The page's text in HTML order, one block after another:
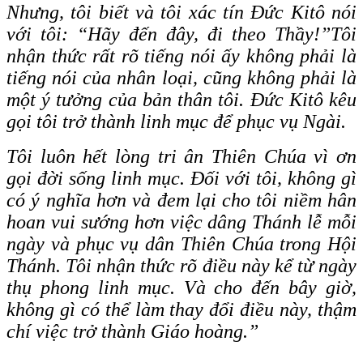
Nhưng, tôi biết và tôi xác tín Đức Kitô nói
với tôi: “Hãy đến đây, đi theo Thầy!”Tôi
nhận thức rất rõ tiếng nói ấy không phải là
tiếng nói của nhân loại, cũng không phải là
một ý tưởng của bản thân tôi. Đức Kitô kêu
gọi tôi trở thành linh mục để phục vụ Ngài.
Tôi luôn hết lòng tri ân Thiên Chúa vì ơn
gọi đời sống linh mục. Đối với tôi, không gì
có ý nghĩa hơn và đem lại cho tôi niềm hân
hoan vui sướng hơn việc dâng Thánh lễ mỗi
ngày và phục vụ dân Thiên Chúa trong Hội
Thánh. Tôi nhận thức rõ điều này kể từ ngày
thụ phong linh mục. Và cho đến bây giờ,
không gì có thể làm thay đổi điều này, thậm
chí việc trở thành Giáo hoàng.”